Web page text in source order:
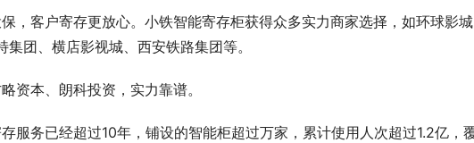
集团、横店影视城、西安铁路集团等。
资本、朗科投资，实力靠谱。